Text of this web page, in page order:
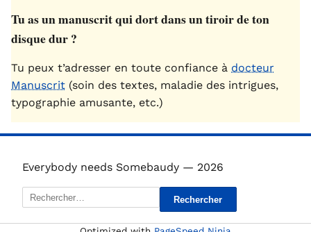
Tu as un manuscrit qui dort dans un tiroir de ton
disque dur ?
Tu peux t’adresser en toute confiance à docteur
Manuscrit (soin des textes, maladie des intrigues,
typographie amusante, etc.)
Everybody needs Somebaudy — 2026
Rechercher :